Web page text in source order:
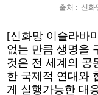
중한교류
연예
생생 중국어
출처 : 신화
[신화망 이슬라바
없는 만큼 생명을
것은 전 세계의 공
한 국제적 연대와
게 실행가능한 대